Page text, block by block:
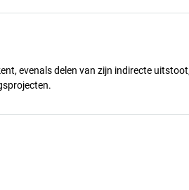
evenals delen van zijn indirecte